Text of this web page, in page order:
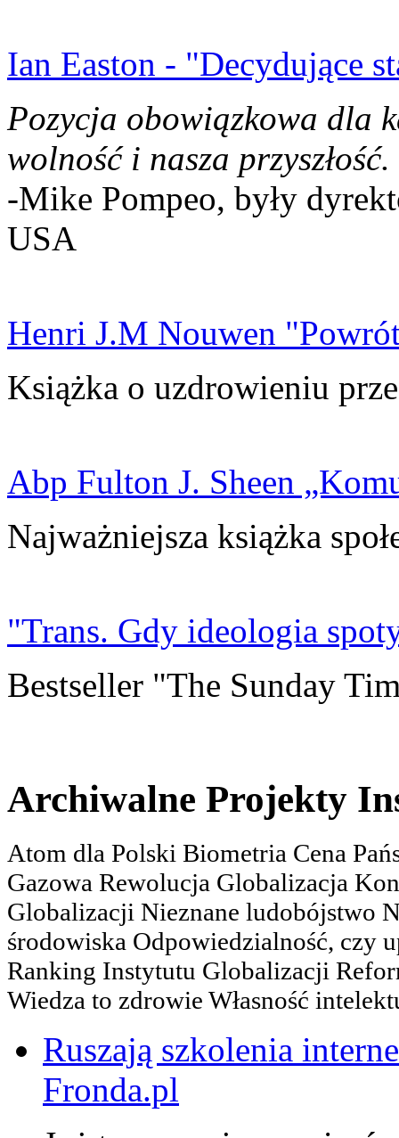
Ian Easton - "Decydujące
Pozycja obowiązkowa dla
wolność i nasza przyszłość.
-Mike Pompeo, były
USA
Henri J.M Nouwen
Książka o uzdrowieniu
Abp Fulton J. Sheen
Najważniejsza książka
"Trans. Gdy ideologia
Bestseller "The Sunday
Archiwalne Projekty
Atom dla Polski Biometria Cena
Gazowa Rewolucja Globalizacja
Globalizacji Nieznane ludobójstwo
środowiska Odpowiedzialność, czy
Ranking Instytutu Globalizacji
Wiedza to zdrowie Własność
Ruszają szkolenia
Fronda.pl